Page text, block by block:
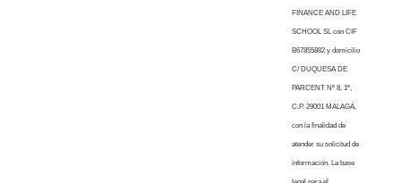
FINANCE AND LIFE
SCHOOL SL con CIF
B67855882 y domicilio
C/ DUQUESA DE
PARCENT Nº 8, 1º,
C.P. 29001 MALAGA,
con la finalidad de
atender su solicitud de
información. La base